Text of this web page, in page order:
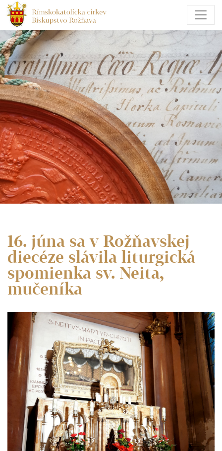
16. júna sa v Rožňavskej
diecéze slávila liturgická
spomienka sv. Neita,
mučeníka